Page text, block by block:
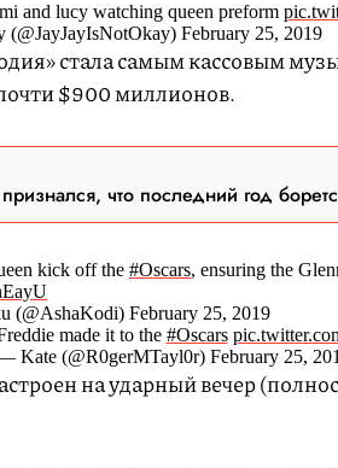
and lucy watching queen preform
February 25, 2019
стала самым кассовым
$900 миллионов.
что последний год
kick off the #Oscars, ensuring the
(@AshaKodi) February 25, 2019
made it to the #Oscars
Kate (@R0gerMTayl0r) February 25,
на ударный вечер